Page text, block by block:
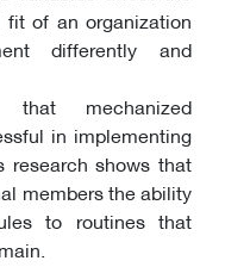
of an organization
differently and
mechanized
in implementing
research shows that
members the ability
to routines that